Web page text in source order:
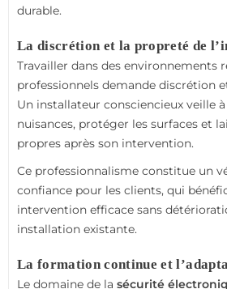
durable.
La discrétion et la propreté de
Travailler dans des environnements
professionnels demande discrétion
Un installateur consciencieux veille
nuisances, protéger les surfaces et
propres après son intervention.
Ce professionnalisme constitue un
confiance pour les clients, qui
intervention efficace sans
installation existante.
La formation continue et
Le domaine de la sécurité